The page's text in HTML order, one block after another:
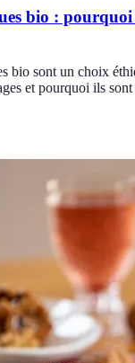
bio :
bio sont un choix
et pourquoi ils